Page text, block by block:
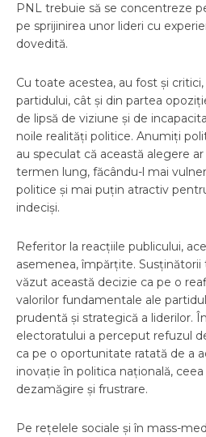
PNL trebuie să se concentreze
pe sprijinirea unor lideri cu
dovedită.
Cu toate acestea, au fost și
partidului, cât și din partea
de lipsă de viziune și de
noile realități politice. Anumiți
au speculat că această alegere
termen lung, făcându-l mai
politice și mai puțin atractiv
indeciși.
Referitor la reacțiile publicului,
asemenea, împărțite. Susținătorii
văzut această decizie ca pe o
valorilor fundamentale ale
prudentă și strategică a liderilor.
electoratului a perceput refuzul
ca pe o oportunitate ratată de a
inovație în politica națională,
dezamăgire și frustrare.
Pe rețelele sociale și în mass-